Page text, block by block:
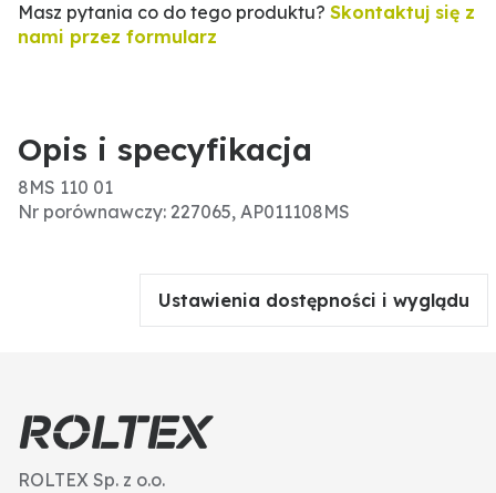
Masz pytania co do tego produktu? Skontaktuj się z
nami przez formularz
Opis i specyfikacja
8MS 110 01
Nr porównawczy: 227065, AP011108MS
Ustawienia dostępności i wyglądu
ROLTEX Sp. z o.o.